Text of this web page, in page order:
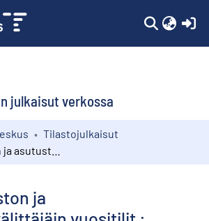
julkaisut verkossa
Tilastojulkaisut
ja